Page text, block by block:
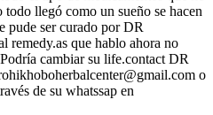
todo llegó como un sueño se hacen
pude ser curado por DR
que hablo ahora no
cambiar su life.contact DR
o
de su whatssap en